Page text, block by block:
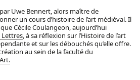
Uwe Bennert, alors maître de
un cours d’histoire de l’art médiéval. Il
Cécile Coulangeon, aujourd’hui
Lettres, à sa réflexion sur l’Histoire de l’art
et sur les débouchés qu’elle offre.
au sein de la faculté du